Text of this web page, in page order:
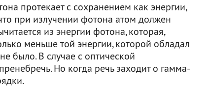
протекает с сохранением как энергии,
при излучении фотона атом должен
из энергии фотона, которая,
меньше той энергии, которой обладал
было. В случае с оптической
Но когда речь заходит о гамма-